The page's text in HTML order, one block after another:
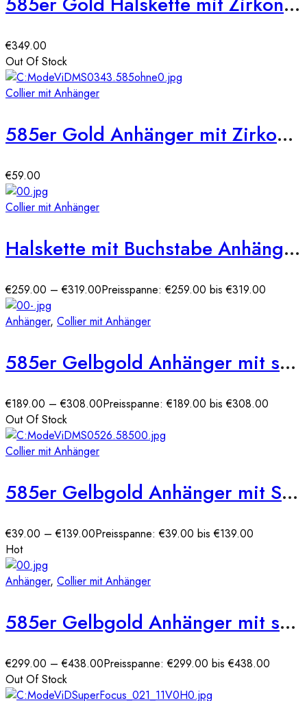
€349.00
Out Of Stock
Collier mit Anhänger
585er Gold Anhänger mit Zirkonia Steine
€59.00
Collier mit Anhänger
Halskette mit Buchstabe Anhänger WG 585er
€259.00 –€319.00Preisspanne: €259.00 bis €319.00
Anhänger, Collier mit Anhänger
585er Gelbgold Anhänger mit synth. Rubin und Zirkonia
€189.00 –€308.00Preisspanne: €189.00 bis €308.00
Out Of Stock
Collier mit Anhänger
585er Gelbgold Anhänger mit Schlüssel und Lebensbaum
€39.00 –€139.00Preisspanne: €39.00 bis €139.00
Hot
Anhänger, Collier mit Anhänger
585er Gelbgold Anhänger mit synth. Rubin
€299.00 –€438.00Preisspanne: €299.00 bis €438.00
Out Of Stock